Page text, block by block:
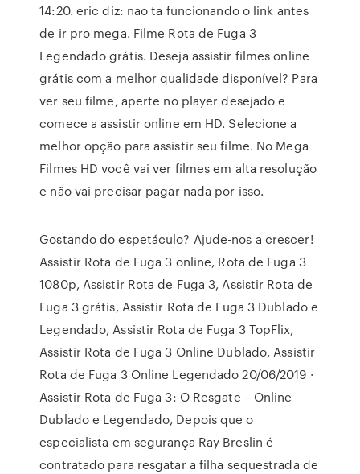
14:20. eric diz: nao ta funcionando o link antes
de ir pro mega. Filme Rota de Fuga 3
Legendado grátis. Deseja assistir filmes online
grátis com a melhor qualidade disponível? Para
ver seu filme, aperte no player desejado e
comece a assistir online em HD. Selecione a
melhor opção para assistir seu filme. No Mega
Filmes HD você vai ver filmes em alta resolução
e não vai precisar pagar nada por isso.
Gostando do espetáculo? Ajude-nos a crescer!
Assistir Rota de Fuga 3 online, Rota de Fuga 3
1080p, Assistir Rota de Fuga 3, Assistir Rota de
Fuga 3 grátis, Assistir Rota de Fuga 3 Dublado e
Legendado, Assistir Rota de Fuga 3 TopFlix,
Assistir Rota de Fuga 3 Online Dublado, Assistir
Rota de Fuga 3 Online Legendado 20/06/2019 ·
Assistir Rota de Fuga 3: O Resgate – Online
Dublado e Legendado, Depois que o
especialista em segurança Ray Breslin é
contratado para resgatar a filha sequestrada de